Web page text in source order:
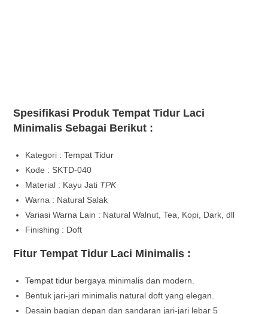
Spesifikasi Produk Tempat Tidur Laci
Minimalis Sebagai Berikut :
Kategori :Tempat Tidur
Kode : SKTD-040
Material : Kayu Jati TPK
Warna : Natural Salak
Variasi Warna Lain : Natural Walnut, Tea, Kopi, Dark, dll
Finishing : Doft
Fitur Tempat Tidur Laci Minimalis :
Tempat tidur bergaya minimalis dan modern.
Bentuk jari-jari minimalis natural doft yang elegan.
Desain bagian depan dan sandaran jari-jari lebar 5